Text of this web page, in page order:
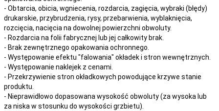
- Obtarcia, obicia, wgniecenia, rozdarcia, zagięcia, wybraki (błędy)
drukarskie, przybrudzenia, rysy, przebarwienia, wyblaknięcia,
rozcięcia, nacięcia na dowolnej powierzchni obwoluty.
- Rozdarcia na folii fabrycznej lub jej całkowity brak.
- Brak zewnętrznego opakowania ochronnego.
- Występowanie efektu "falowania" okładek i stron wewnętrznych.
- Występowanie naklejek z cenami.
- Przekrzywienie stron okładkowych powodujące krzywe stanie
produktu.
- Nieprawidłowo dopasowana wysokość obwoluty (za wysoka lub
za niska w stosunku do wysokości grzbietu).